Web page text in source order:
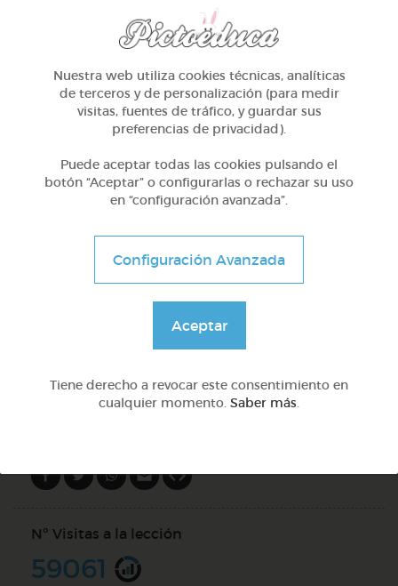
Otros
Sílabas trabadas
DOCS (5)
Nº Visitas a la lección
59061
Nuestra web utiliza cookies técnicas, analíticas
de terceros y de personalización (para medir
visitas, fuentes de tráfico, y guardar sus
preferencias de privacidad).
Puede aceptar todas las cookies pulsando el
botón “Aceptar” o configurarlas o rechazar su uso
en “configuración avanzada”.
Configuración Avanzada
Aceptar
Tiene derecho a revocar este consentimiento en
cualquier momento. Saber más.